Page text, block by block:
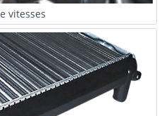
vitesses